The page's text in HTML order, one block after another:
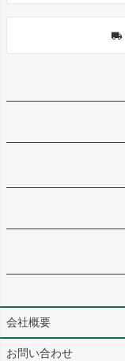
会社概要
お問い合わせ